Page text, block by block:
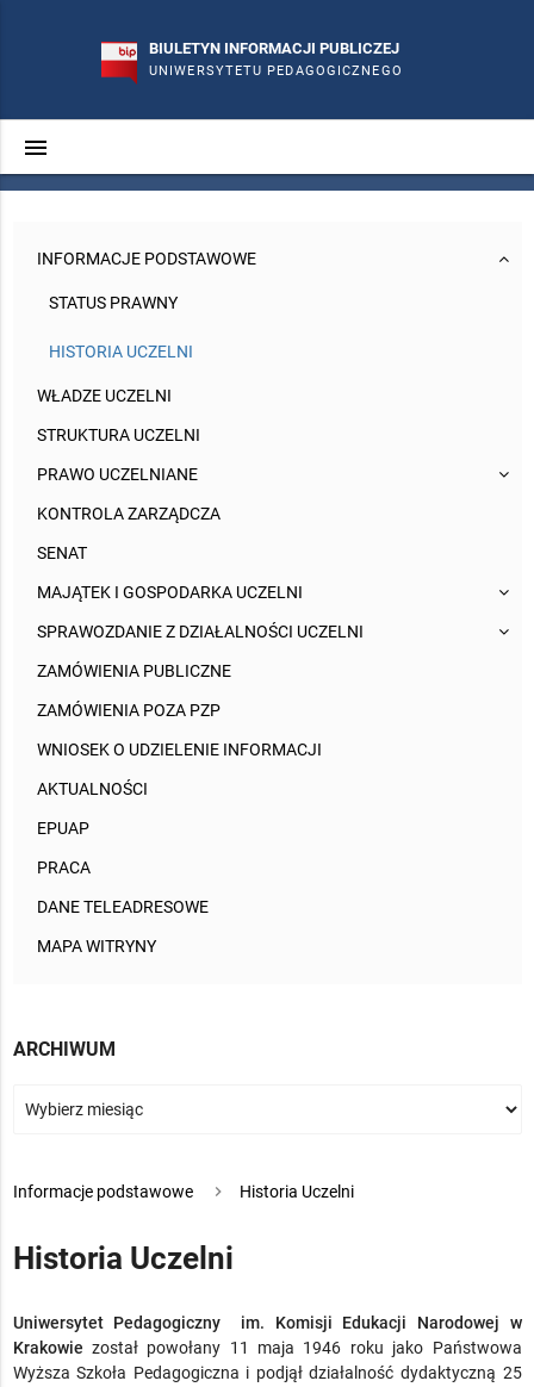
BIULETYN INFORMACJI PUBLICZEJ
UNIWERSYTETU PEDAGOGICZNEGO
menu
INFORMACJE PODSTAWOWE
STATUS PRAWNY
HISTORIA UCZELNI
WŁADZE UCZELNI
STRUKTURA UCZELNI
PRAWO UCZELNIANE
KONTROLA ZARZĄDCZA
SENAT
MAJĄTEK I GOSPODARKA UCZELNI
SPRAWOZDANIE Z DZIAŁALNOŚCI UCZELNI
ZAMÓWIENIA PUBLICZNE
ZAMÓWIENIA POZA PZP
WNIOSEK O UDZIELENIE INFORMACJI
AKTUALNOŚCI
EPUAP
PRACA
DANE TELEADRESOWE
MAPA WITRYNY
ARCHIWUM
Informacje podstawowe> Historia Uczelni
Historia Uczelni
Uniwersytet Pedagogiczny im. Komisji Edukacji Narodowej w
Krakowie został powołany 11 maja 1946 roku jako Państwowa
Wyższa Szkoła Pedagogiczna i podjął działalność dydaktyczną 25